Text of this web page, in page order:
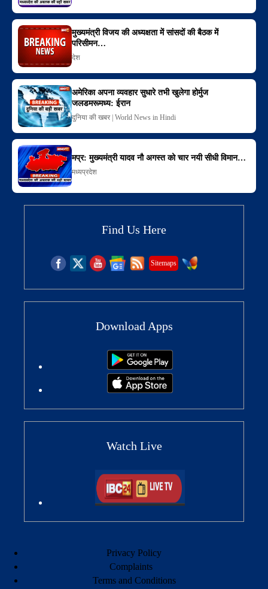
मुख्यमंत्री विजय की अध्यक्षता में सांसदों की बैठक में
परिसीमन…
देश
अमेरिका अपना व्यवहार सुधारे तभी खुलेगा होर्मुज
जलडमरूमध्य: ईरान
दुनिया की खबर | World News in Hindi
मप्र: मुख्यमंत्री यादव नौ अगस्त को चार नयी सीधी विमान…
मध्यप्रदेश
Find Us Here
Sitemaps
Download Apps
Watch Live
Privacy Policy
Complaints
Terms and Conditions